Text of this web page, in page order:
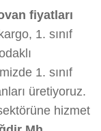
fiyatları
1. sınıf
1. sınıf
üretiyoruz.
hizmet